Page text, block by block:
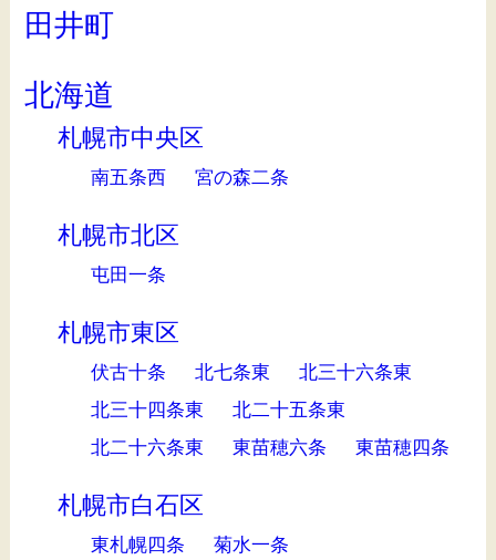
田井町
北海道
札幌市中央区
南五条西 宮の森二条
札幌市北区
屯田一条
札幌市東区
伏古十条 北七条東
北三十六条東
北三十四条東
北二十五条東
北二十六条東
東苗穂六条 東苗穂四条
札幌市白石区
東札幌四条 菊水一条